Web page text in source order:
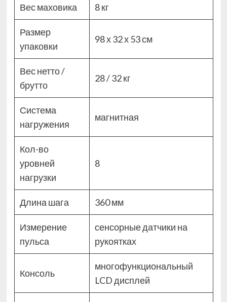
Вес маховика 8 кг
Размер
упаковки
98 х 32 х 53 см
Вес нетто /
брутто
28 / 32 кг
Система
нагружения
магнитная
Кол-во
уровней
нагрузки
8
Длина шага 360 мм
Измерение
пульса
сенсорные датчики на
рукоятках
Консоль
многофункциональный
LCD дисплей